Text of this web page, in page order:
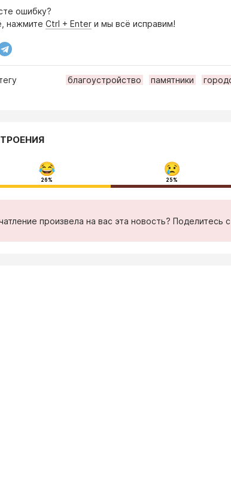
ошибку?
нажмите Ctrl + Enter и мы всё исправим!
благоустройство памятники
26% 25%
произвела на вас эта новость? Поделитесь